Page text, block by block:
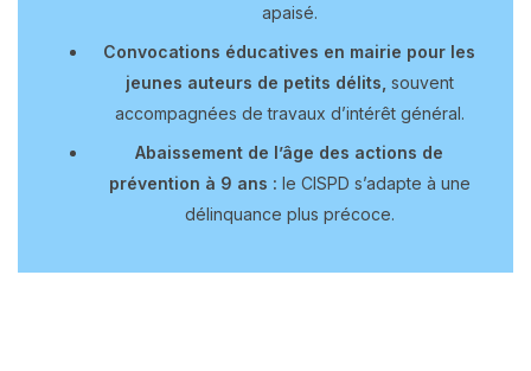
apaisé.
Convocations éducatives en mairie pour les
jeunes auteurs de petits délits, souvent
accompagnées de travaux d’intérêt général.
Abaissement de l’âge des actions de
prévention à 9 ans : le CISPD s’adapte à une
délinquance plus précoce.